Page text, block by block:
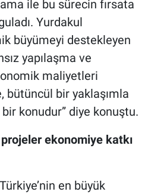
ile bu sürecin fırsata
Yurdakul
büyümeyi destekleyen
yapılaşma ve
maliyetleri
bütüncül bir yaklaşımla
konudur” diye konuştu.
ekonomiye katkı
en büyük